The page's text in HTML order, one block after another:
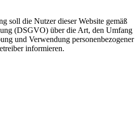
soll die Nutzer dieser Website gemäß
(DSGVO) über die Art, den Umfang
und Verwendung personenbezogener
informieren.